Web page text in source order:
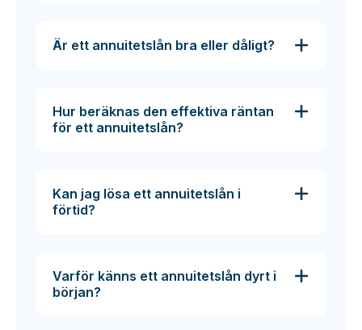
Är ett annuitetslån bra eller dåligt?
Hur beräknas den effektiva räntan
för ett annuitetslån?
Kan jag lösa ett annuitetslån i
förtid?
Varför känns ett annuitetslån dyrt i
början?